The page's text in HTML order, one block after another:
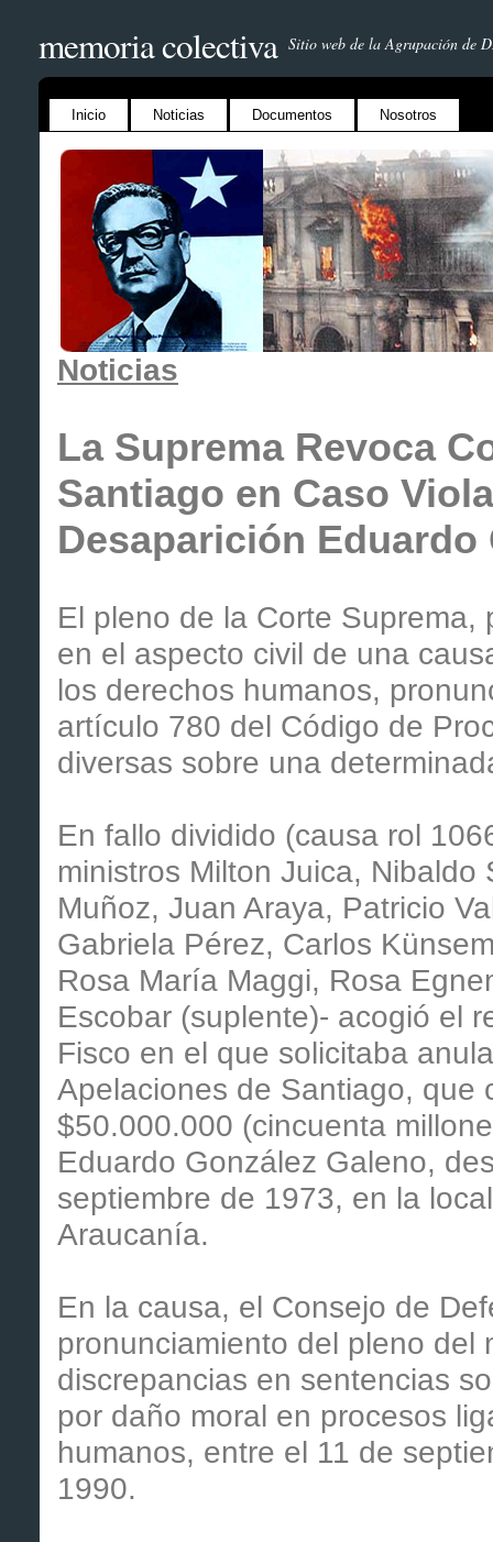
memoria colectiva Sitio web de la Agrupación de
Inicio Noticias Documentos Nosotros
Noticias
La Suprema Revoca
Santiago en Caso
Desaparición Eduardo
El pleno de la Corte
en el aspecto civil de una
los derechos humanos,
artículo 780 del Código de
diversas sobre una
En fallo dividido (causa rol
ministros Milton Juica,
Muñoz, Juan Araya, Patricio
Gabriela Pérez, Carlos
Rosa María Maggi, Rosa
Escobar (suplente)- acogió el
Fisco en el que solicitaba
Apelaciones de Santiago, que
$50.000.000 (cincuenta
Eduardo González Galeno,
septiembre de 1973, en la
Araucanía.
En la causa, el Consejo de
pronunciamiento del pleno del
discrepancias en sentencias
por daño moral en procesos
humanos, entre el 11 de
1990.